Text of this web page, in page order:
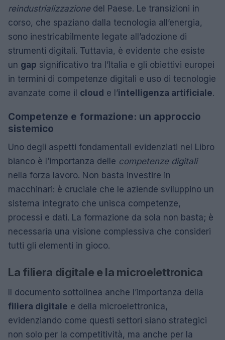
reindustrializzazionedel Paese. Le transizioni in
corso, che spaziano dalla tecnologia all’energia,
sono inestricabilmente legate all’adozione di
strumenti digitali. Tuttavia, è evidente che esiste
un gap significativo tra l’Italia e gli obiettivi europei
in termini di competenze digitali e uso di tecnologie
avanzate come il cloud e l’intelligenza artificiale.
Competenze e formazione: un approccio
sistemico
Uno degli aspetti fondamentali evidenziati nel Libro
bianco è l’importanza delle competenze digitali
nella forza lavoro. Non basta investire in
macchinari: è cruciale che le aziende sviluppino un
sistema integrato che unisca competenze,
processi e dati. La formazione da sola non basta; è
necessaria una visione complessiva che consideri
tutti gli elementi in gioco.
La filiera digitale e la microelettronica
Il documento sottolinea anche l’importanza della
filiera digitale e della microelettronica,
evidenziando come questi settori siano strategici
non solo per la competitività, ma anche per la